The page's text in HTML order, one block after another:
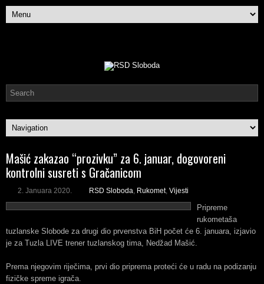
Mašić zakazao “prozivku” za 6. januar, dogovoreni
kontrolni susreti s Gračanicom
2. Januara 2020. RSD Sloboda, Rukomet, Vijesti
Pripreme
rukometaša
tuzlanske Slobode za drugi dio prvenstva BiH počet će 6. januara, izjavio
je za Tuzla LIVE trener tuzlanskog tima, Nedžad Mašić.
Prema njegovim riječima, prvi dio priprema proteći će u radu na podizanju
fizičke spreme igrača.